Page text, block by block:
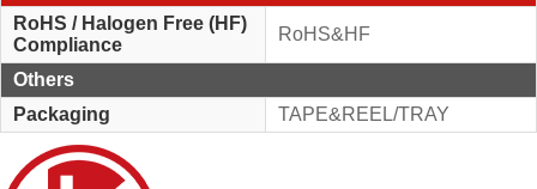
RoHS / Halogen Free (HF)
Compliance
RoHS&HF
Others
Packaging
TAPE&REEL/TRAY